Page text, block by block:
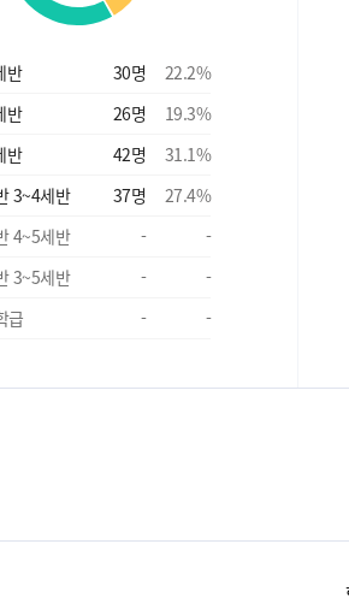
반 30명 22.2%
반
26명 19.3%
반
42명 31.1%
3~4세반
37명 27.4%
4~5세반
-
-
3~5세반
-
-
급
- -